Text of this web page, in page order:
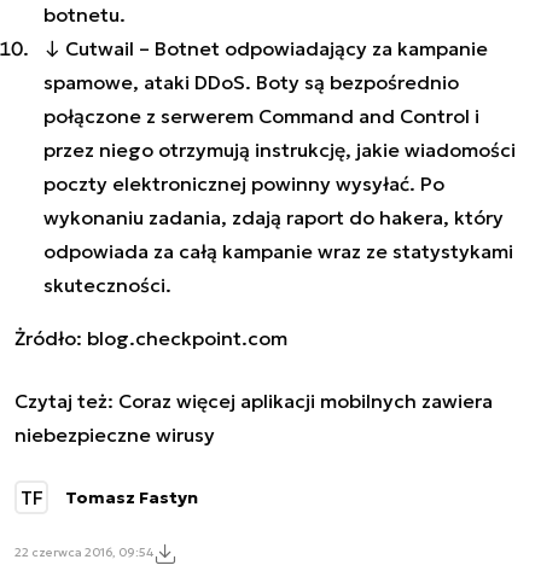
botnetu.
↓ Cutwail – Botnet odpowiadający za kampanie
spamowe, ataki DDoS. Boty są bezpośrednio
połączone z serwerem Command and Control i
przez niego otrzymują instrukcję, jakie wiadomości
poczty elektronicznej powinny wysyłać. Po
wykonaniu zadania, zdają raport do hakera, który
odpowiada za całą kampanie wraz ze statystykami
skuteczności.
Żródło: blog.checkpoint.com
Czytaj też: Coraz więcej aplikacji mobilnych zawiera
niebezpieczne wirusy
TF Tomasz Fastyn
22 czerwca 2016, 09:54